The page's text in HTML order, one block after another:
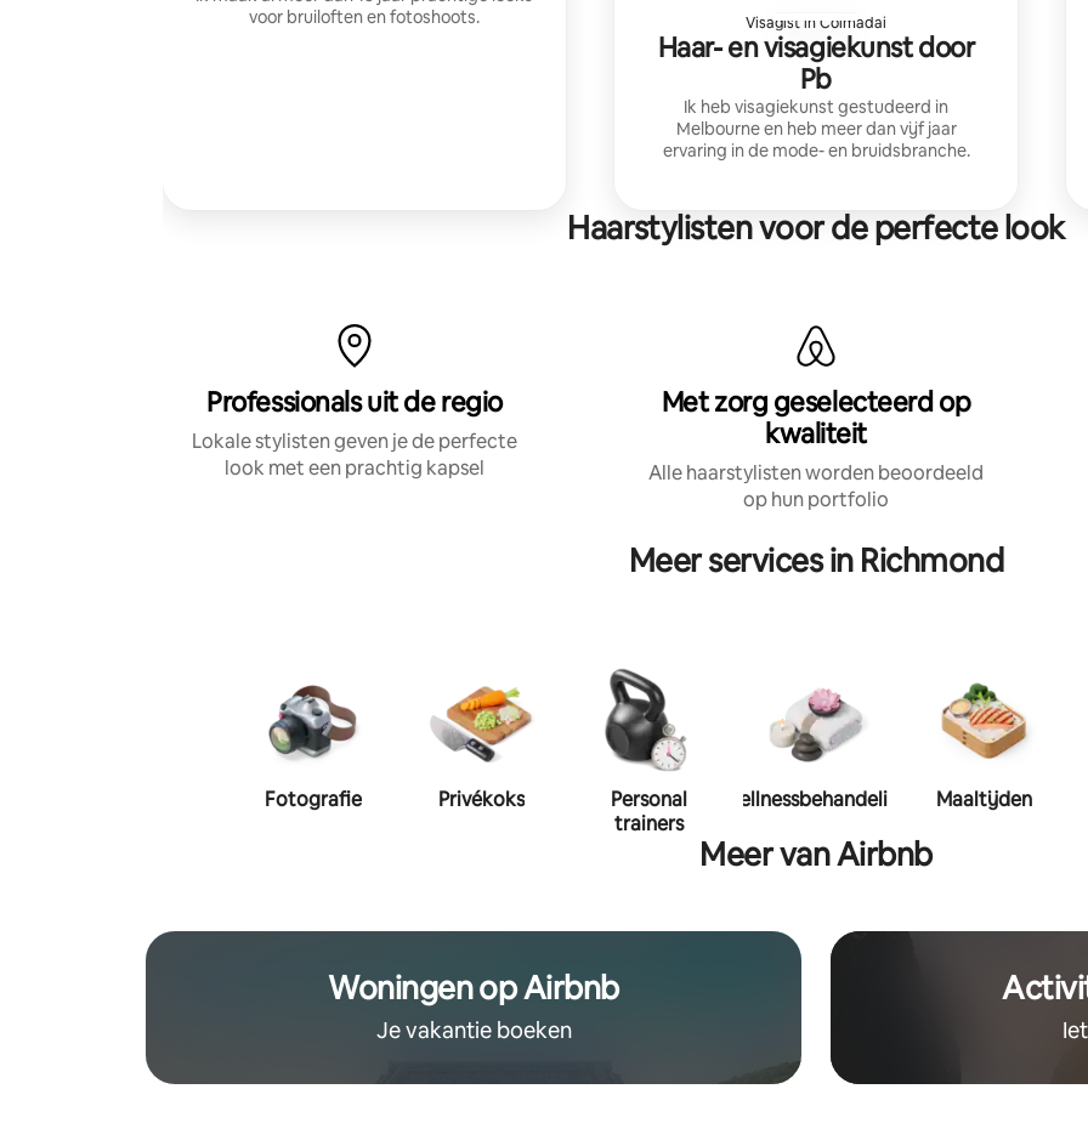
voor bruiloften en fotoshoots.
Visagist in Coimadai
Haar- en visagiekunst door
Pb
Ik heb visagiekunst gestudeerd in
Melbourne en heb meer dan vijf jaar
ervaring in de mode- en bruidsbranche.
Haarstylisten voor de perfecte look
Professionals uit de regio
Lokale stylisten geven je de perfecte
look met een prachtig kapsel
Met zorg geselecteerd op
kwaliteit
Alle haarstylisten worden beoordeeld
op hun portfolio
Meer services in Richmond
Fotografie Privékoks
Personal
trainers
Wellnessbehandeling Maaltijden
Meer van Airbnb
Woningen op Airbnb
Je vakantie boeken